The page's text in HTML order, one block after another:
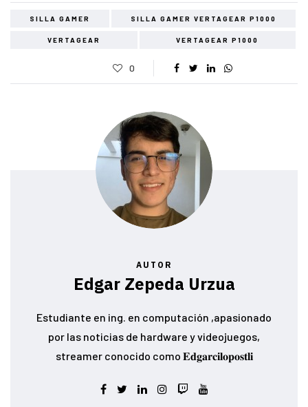
SILLA GAMER SILLA GAMER VERTAGEAR P1000
VERTAGEAR VERTAGEAR P1000
0
AUTOR
Edgar Zepeda Urzua
Estudiante en ing. en computación ,apasionado
por las noticias de hardware y videojuegos,
streamer conocido como 𝐄𝐝𝐠𝐚𝐫𝐜𝐢𝐥𝐨𝐩𝐨𝐬𝐭𝐥𝐢